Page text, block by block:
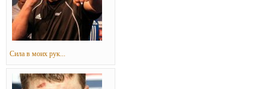
Сила в моих рук...